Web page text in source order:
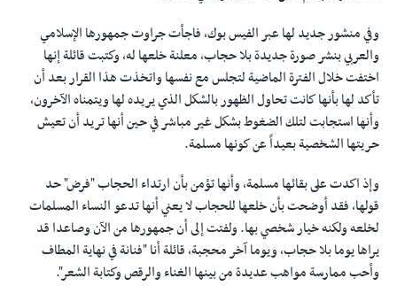
وفي منشور جديد لها عبر الفيس بوك، فاجأت جراوت جمهورها الإسلامي
والعربي بنشر صورة جديدة بلا حجاب، معلنة خلعها له، وكتبت قائلة إنها
اختفت خلال الفترة الماضية لتجلس مع نفسها واتخذت هذا القرار بعد أن
تأكد لها بأنها كانت تحاول الظهور بالشكل الذي يريده لها ويتمناه الآخرون،
وأنها استجابت لتلك الضغوط بشكل غير مباشر في حين أنها تريد أن تعيش
حريتها الشخصية بعيداً عن كونها مسلمة.
وإذ اكدت على بقائها مسلمة، وأنها تؤمن بأن ارتداء الحجاب "فرض" حد
قولها، فقد أوضحت بأن خلعها للحجاب لا يعني أنها تدعو النساء المسلمات
لخلعه ولكنه خيار شخصي بها. ولفتت إلى أن جمهورها من الآن وصاعدا قد
يراها يوما بلا حجاب، ويوما آخر محجبة، قائلة أنا "فنانة في نهاية المطاف
وأحب ممارسة مواهب عديدة من بينها الغناء والرقص وكتابة الشعر".